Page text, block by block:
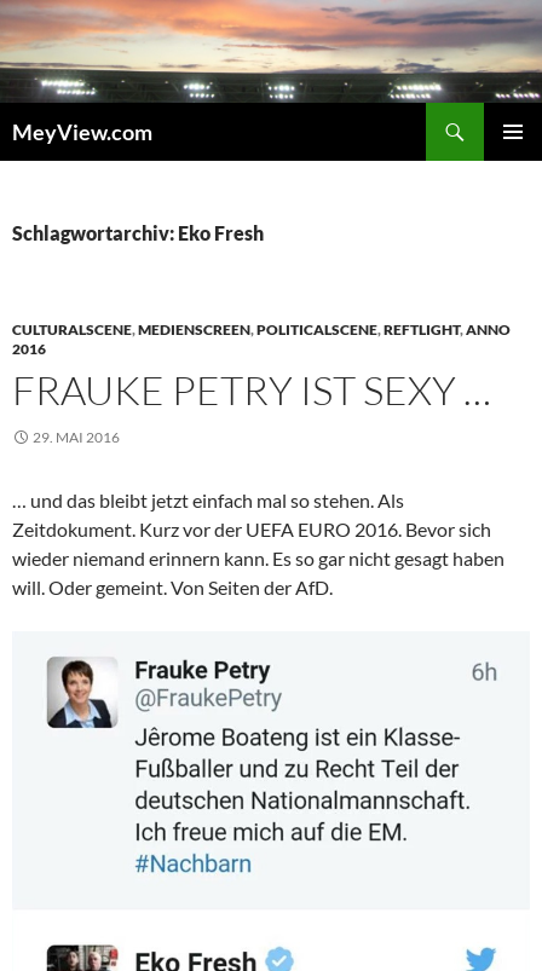
Zum
Inhalt
springen
MeyView.com
Schlagwortarchiv: Eko Fresh
CULTURALSCENE,MEDIENSCREEN,POLITICALSCENE,REFTLIGHT,ANNO
2016
FRAUKE PETRY IST SEXY …
29. MAI 2016
… und das bleibt jetzt einfach mal so stehen. Als
Zeitdokument. Kurz vor der UEFA EURO 2016. Bevor sich
wieder niemand erinnern kann. Es so gar nicht gesagt haben
will. Oder gemeint. Von Seiten der AfD.